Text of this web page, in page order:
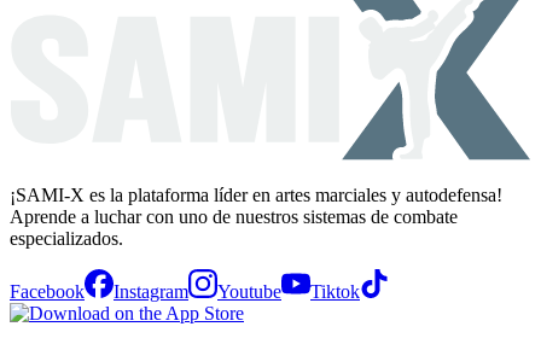
¡SAMI-X es la plataforma líder en artes marciales y autodefensa!
Aprende a luchar con uno de nuestros sistemas de combate
especializados.
Facebook Instagram Youtube Tiktok